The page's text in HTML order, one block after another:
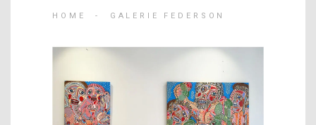
HOME - GALERIE FEDERSON